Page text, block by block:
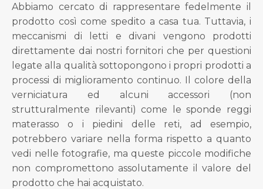
Abbiamo cercato di rappresentare fedelmente il
prodotto così come spedito a casa tua. Tuttavia, i
meccanismi di letti e divani vengono prodotti
direttamente dai nostri fornitori che per questioni
legate alla qualità sottopongono i propri prodotti a
processi di miglioramento continuo. Il colore della
verniciatura ed alcuni accessori (non
strutturalmente rilevanti) come le sponde reggi
materasso o i piedini delle reti, ad esempio,
potrebbero variare nella forma rispetto a quanto
vedi nelle fotografie, ma queste piccole modifiche
non compromettono assolutamente il valore del
prodotto che hai acquistato.